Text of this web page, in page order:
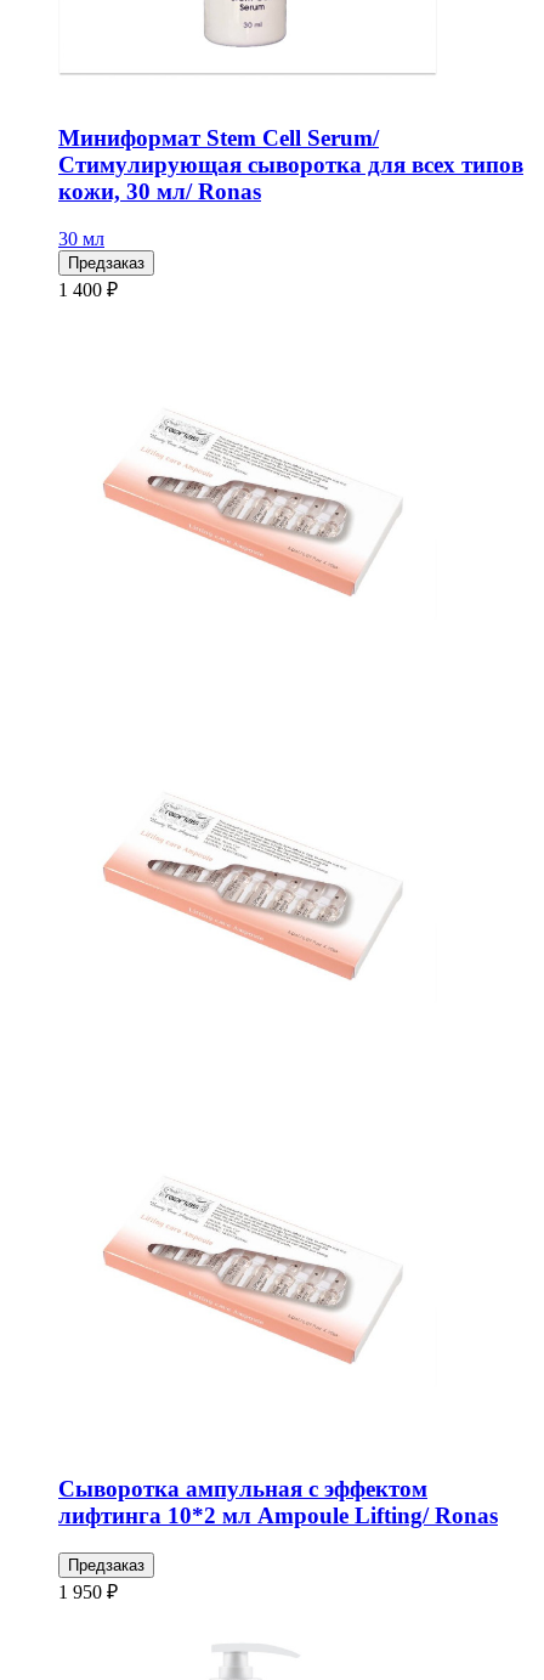
Миниформат Stem Cell Serum/
Стимулирующая сыворотка для всех типов
кожи, 30 мл/ Ronas
30 мл
Предзаказ
1 400 ₽
Сыворотка ампульная с эффектом
лифтинга 10*2 мл Ampoule Lifting/ Ronas
Предзаказ
1 950 ₽